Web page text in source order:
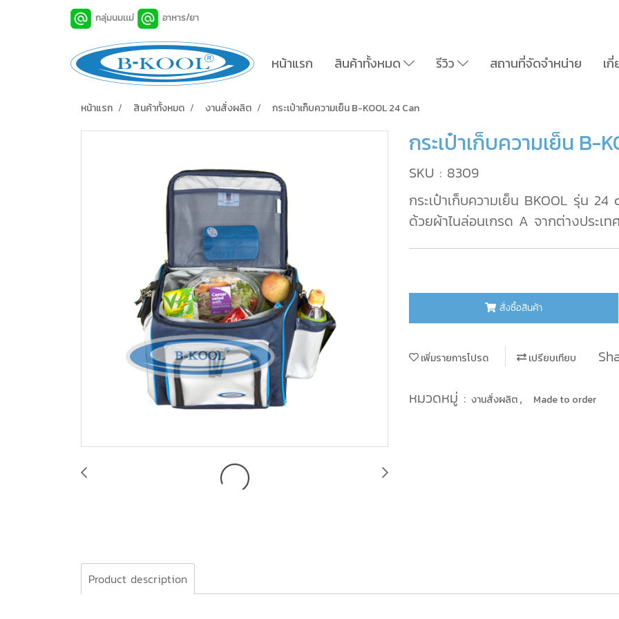
กลุ่มนมเเม่ อาหาร/ยา
หน้าแรก สินค้าทั้งหมด รีวิว สถานที่จัดจำหน่าย เ
หน้าแรก สินค้าทั้งหมด งานสั่งผลิต กระเป๋าเก็บความเย็น B-KOOL 24 Can
กระเป๋าเก็บความเย็น B-
SKU : 8309
กระเป๋าเก็บความเย็น BKOOL รุ่น
ด้วยผ้าไนล่อนเกรด A จากต่างประ
สั่งซื้อสินค้า
เพิ่มรายการโปรด เปรียบเทียบ
หมวดหมู่ : งานสั่งผลิต, Made to order
Product description